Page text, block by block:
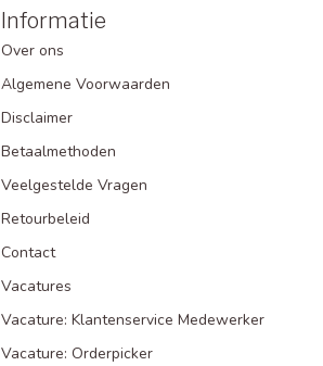
Informatie
Over ons
Algemene Voorwaarden
Disclaimer
Betaalmethoden
Veelgestelde Vragen
Retourbeleid
Contact
Vacatures
Vacature: Klantenservice Medewerker
Vacature: Orderpicker